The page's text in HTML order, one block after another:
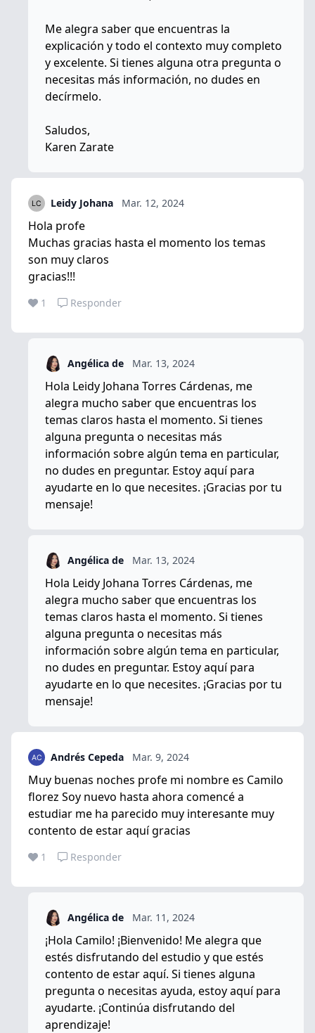
Me alegra saber que encuentras la
explicación y todo el contexto muy completo
y excelente. Si tienes alguna otra pregunta o
necesitas más información, no dudes en
decírmelo.
Saludos,
Karen Zarate
Leidy Johana Mar. 12, 2024
Hola profe
Muchas gracias hasta el momento los temas
son muy claros
gracias!!!
1 Responder
Angélica de Mar. 13, 2024
Hola Leidy Johana Torres Cárdenas, me
alegra mucho saber que encuentras los
temas claros hasta el momento. Si tienes
alguna pregunta o necesitas más
información sobre algún tema en particular,
no dudes en preguntar. Estoy aquí para
ayudarte en lo que necesites. ¡Gracias por tu
mensaje!
Angélica de Mar. 13, 2024
Hola Leidy Johana Torres Cárdenas, me
alegra mucho saber que encuentras los
temas claros hasta el momento. Si tienes
alguna pregunta o necesitas más
información sobre algún tema en particular,
no dudes en preguntar. Estoy aquí para
ayudarte en lo que necesites. ¡Gracias por tu
mensaje!
Andrés Cepeda Mar. 9, 2024
Muy buenas noches profe mi nombre es Camilo
florez Soy nuevo hasta ahora comencé a
estudiar me ha parecido muy interesante muy
contento de estar aquí gracias
1 Responder
Angélica de Mar. 11, 2024
¡Hola Camilo! ¡Bienvenido! Me alegra que
estés disfrutando del estudio y que estés
contento de estar aquí. Si tienes alguna
pregunta o necesitas ayuda, estoy aquí para
ayudarte. ¡Continúa disfrutando del
aprendizaje!